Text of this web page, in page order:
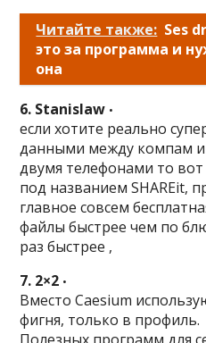
Читайте также: Ses
это за программа и
она
6. Stanislaw •
если хотите реально
данными между компам
двумя телефонами то
под названием SHAREit,
главное совсем
файлы быстрее чем по
раз быстрее ,
7. 2×2 •
Вместо Caesium
фигня, только в профиль.